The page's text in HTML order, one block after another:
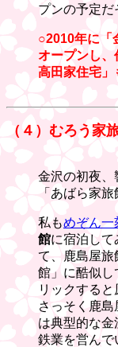
プンの予定だ
○2010年に「
オープンし、
高田家住宅」
（４）むろう家
金沢の初夜、
「あばら家
私もめぞん一
館に宿泊して
て、鹿島屋旅
館」に酷似し
リックすると
さっそく鹿
は典型的な
鉄業を営んで